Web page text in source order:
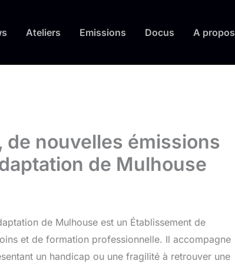
Ateliers Emissions Docus A propos
de nouvelles émissions
de Mulhouse
de Mulhouse est un Établissement de
et de formation professionnelle. Il accompagne
un handicap ou une fragilité à retrouver une